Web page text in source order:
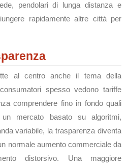
pendolari di lunga distanza e
rapidamente altre città per
al centro anche il tema della
spesso vedono tariffe
comprendere fino in fondo quali
mercato basato su algoritmi,
variabile, la trasparenza diventa
normale aumento commerciale da
distorsivo. Una maggiore